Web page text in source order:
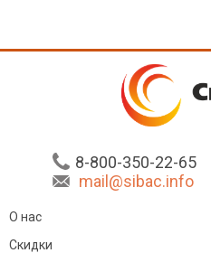
8-800-350-22-65
mail@sibac.info
О нас
Скидки